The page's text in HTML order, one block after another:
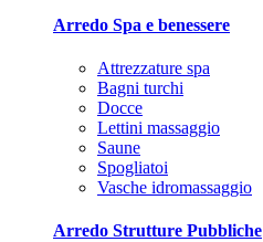
Arredo Spa e benessere
Attrezzature spa
Bagni turchi
Docce
Lettini massaggio
Saune
Spogliatoi
Vasche idromassaggio
Arredo Strutture Pubbliche